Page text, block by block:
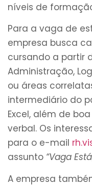
níveis de
Para a vaga de
empresa busca
cursando a partir
Administração,
ou áreas
intermediário do
Excel, além de
verbal. Os
para o e-mail
assunto “Vaga
A empresa